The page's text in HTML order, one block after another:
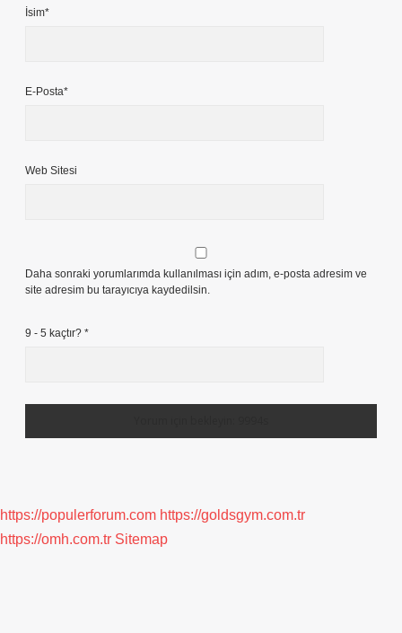
İsim*
E-Posta*
Web Sitesi
Daha sonraki yorumlarımda kullanılması için adım, e-posta adresim ve
site adresim bu tarayıcıya kaydedilsin.
9 - 5 kaçtır? *
https://populerforum.com https://goldsgym.com.tr
https://omh.com.tr Sitemap